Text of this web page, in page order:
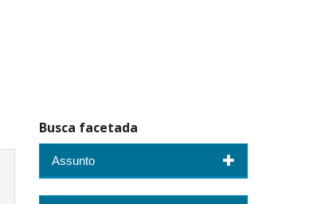
Busca facetada
Assunto